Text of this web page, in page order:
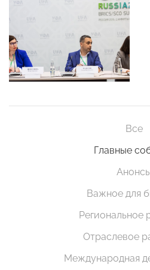
Все
Главные
Важное для
Региональное
Отраслевое
Международная